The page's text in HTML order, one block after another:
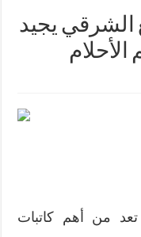
الشرقي‮ ‬يجيد
القاصة الأردنية جميلة عمايرة‮ ‬،‮ ‬تعد من أهم كاتبات